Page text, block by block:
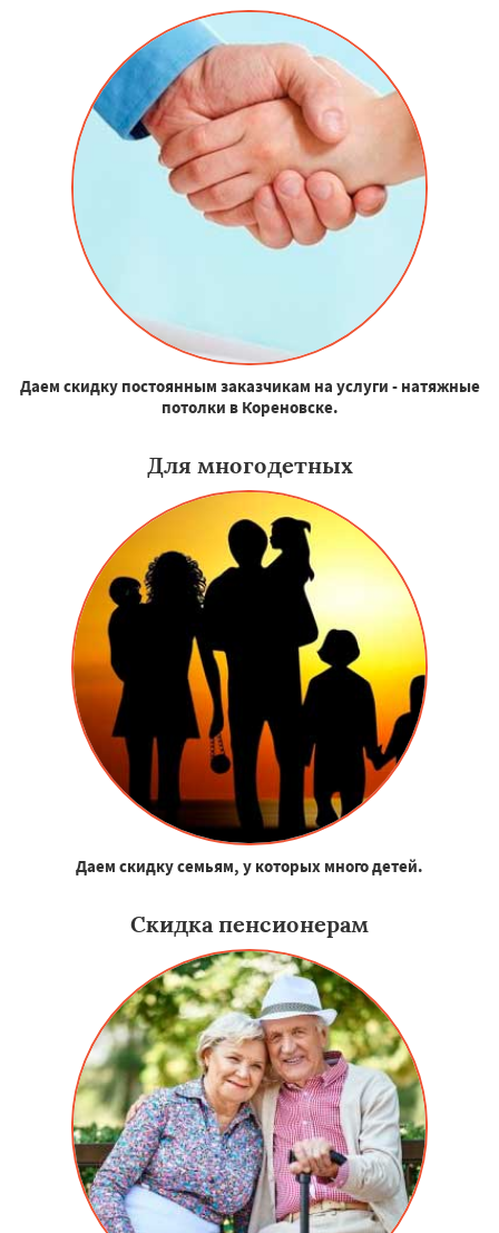
Даем скидку постоянным заказчикам на услуги - натяжные
потолки в Кореновске.
Для многодетных
Даем скидку семьям, у которых много детей.
Скидка пенсионерам